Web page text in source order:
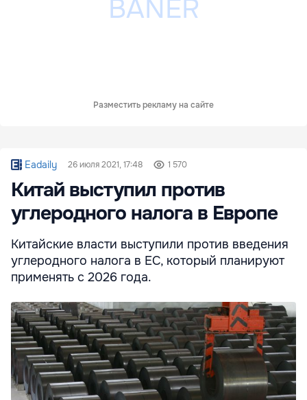
Разместить рекламу на сайте
Eadaily 26 июля 2021, 17:48 1 570
Китай выступил против
углеродного налога в Европе
Китайские власти выступили против введения
углеродного налога в ЕС, который планируют
применять с 2026 года.